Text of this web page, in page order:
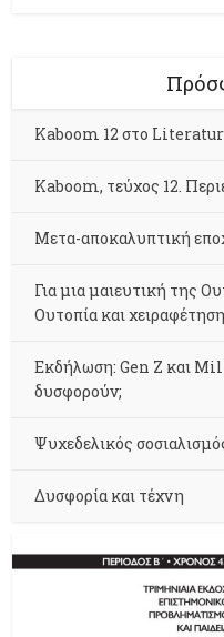
Kaboom 12 στο
Kaboom, τεύχος 12.
Μετα-αποκαλυπτική
Για μια μαιευτική της
Ουτοπία και
Εκδήλωση: Gen Z και
δυσφορούν;
Ψυχεδελικός
Δυσφορία και τέχνη